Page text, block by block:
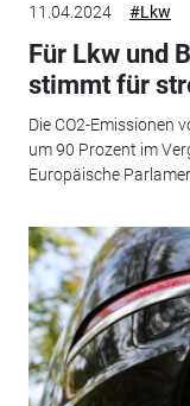
11.04.2024 #Lkw
Für Lkw und
stimmt für
Die CO2-Emissionen
um 90 Prozent im
Europäische